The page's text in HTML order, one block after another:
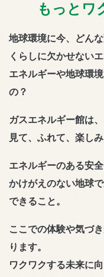
もっとワ
地球環境に今、どん
くらしに欠かせない
エネルギーや地球環
の？
ガスエネルギー館は
見て、ふれて、楽し
エネルギーのある安
かけがえのない地球
できること。
ここでの体験や気づ
ります。
ワクワクする未来に向